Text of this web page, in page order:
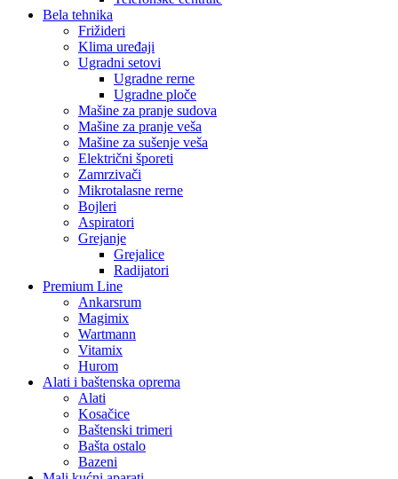
Bela tehnika
Frižideri
Klima uređaji
Ugradni setovi
Ugradne rerne
Ugradne ploče
Mašine za pranje sudova
Mašine za pranje veša
Mašine za sušenje veša
Električni šporeti
Zamrzivači
Mikrotalasne rerne
Bojleri
Aspiratori
Grejanje
Grejalice
Radijatori
Premium Line
Ankarsrum
Magimix
Wartmann
Vitamix
Hurom
Alati i baštenska oprema
Alati
Kosačice
Baštenski trimeri
Bašta ostalo
Bazeni